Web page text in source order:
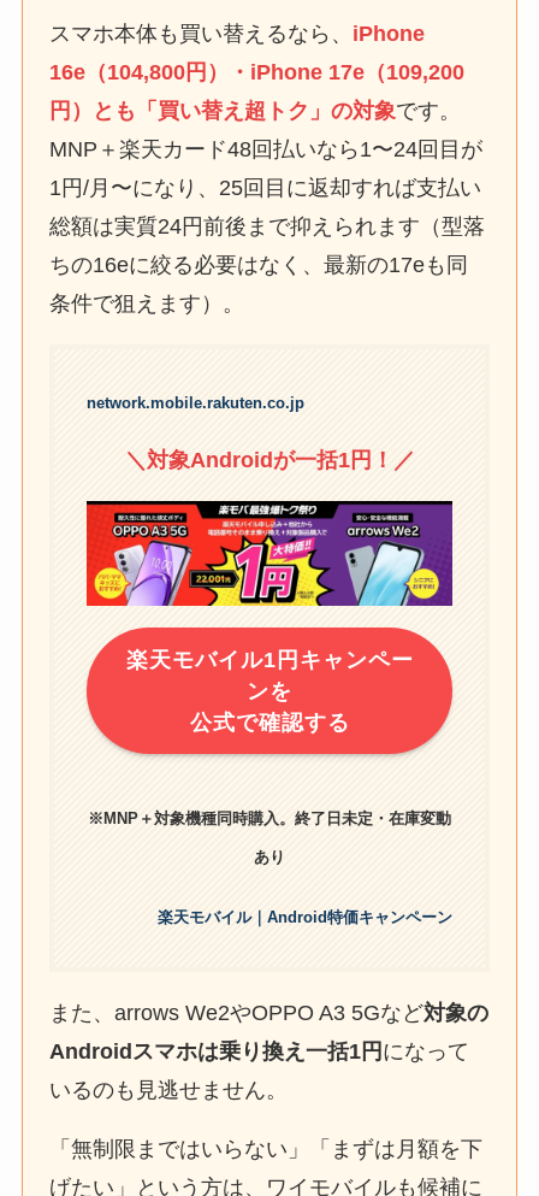
スマホ本体も買い替えるなら、 iPhone
16e（104,800円）・iPhone 17e（109,200
円）とも「買い替え超トク」の対象です。
MNP＋楽天カード48回払いなら1〜24回目が
1円/月〜になり、25回目に返却すれば支払い
総額は実質24円前後まで抑えられます（型落
ちの16eに絞る必要はなく、最新の17eも同
条件で狙えます）。
network.mobile.rakuten.co.jp
＼対象Androidが一括1円！／
楽天モバイル1円キャンペー
ンを
公式で確認する
※MNP＋対象機種同時購入。終了日未定・在庫変動
あり
楽天モバイル｜Android特価キャンペーン
また、arrows We2やOPPO A3 5Gなど対象の
Androidスマホは乗り換え一括1円 になって
いるのも見逃せません。
「無制限まではいらない」「まずは月額を下
げたい」という方は、ワイモバイルも候補に